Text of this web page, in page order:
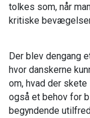
tolkes som, når
kritiske
Der blev dengang
hvor danskerne
om, hvad der skete
også et behov for
begyndende